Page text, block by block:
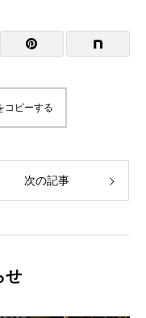
コピーする
次の記事
せ